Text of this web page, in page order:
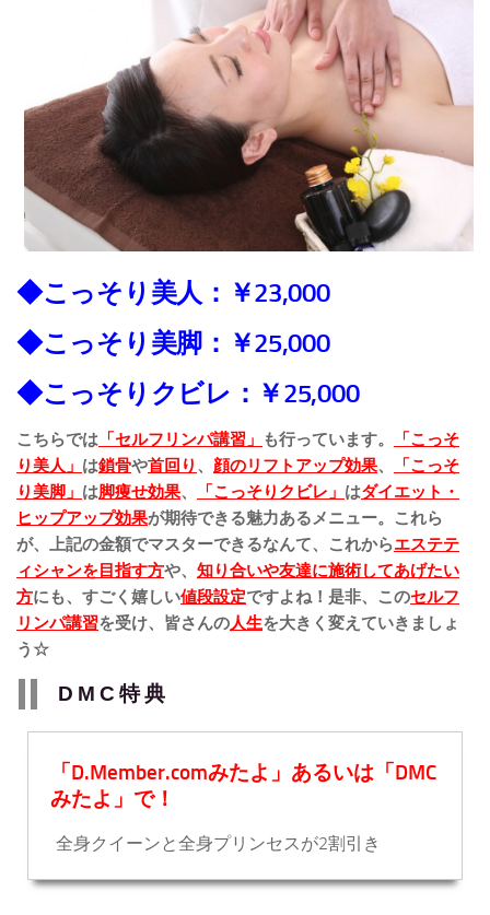
◆こっそり美人：￥23,000
◆こっそり美脚：￥25,000
◆こっそりクビレ：￥25,000
こちらでは 「 セルフリンパ講習」 も行っています。
「こっそ
り美人」 は鎖骨や首回り 、 顔のリフトアップ効果、
「こっそ
り美脚」 は脚痩せ効果、 「こっそりクビレ」 はダイエット・
ヒップアップ効果が期待できる魅力あるメニュー。これら
が、上記の金額でマスターできるなんて、これからエステテ
ィシャンを目指す方や、 知り合いや友達に施術してあげたい
方にも、すごく嬉しい値段設定ですよね！ 是非、このセルフ
リンパ講習を受け、皆さんの人生を大きく変えていきましょ
う☆
DMC特典
「D.Member.comみたよ」あるいは「DMC
みたよ」で！
全身クイーンと全身プリンセスが2割引き